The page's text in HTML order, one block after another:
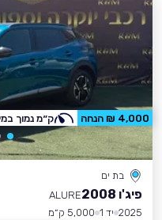
בת ים
פיג'ו 2008
ALURE
2025 יד 1
5,000 ק״מ
4,000 ₪ הנחה ק״מ נמוך